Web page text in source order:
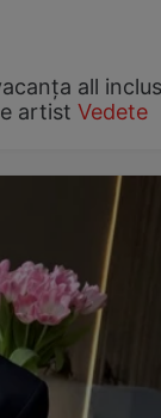
all
artist Vedete